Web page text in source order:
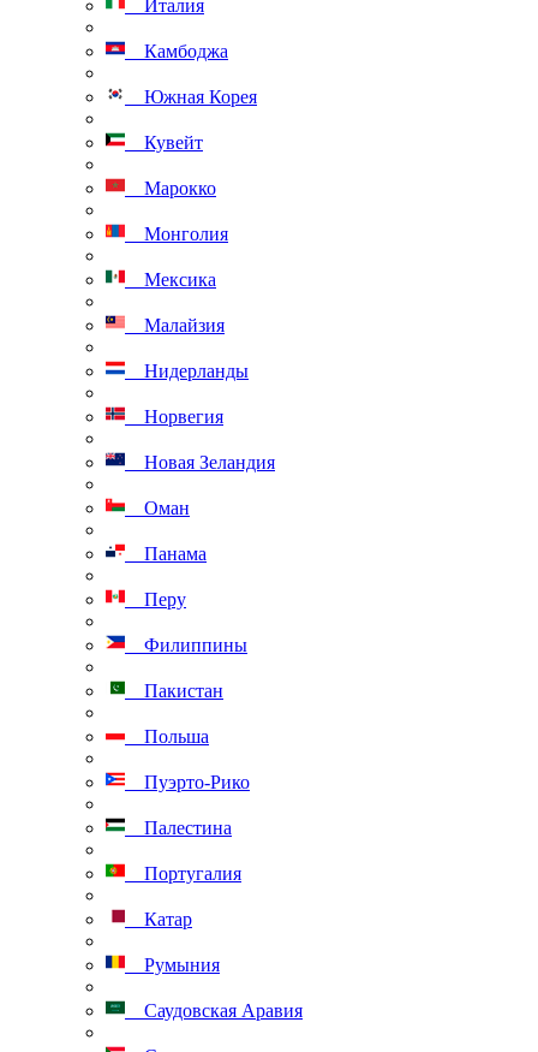
Италия
Камбоджа
Южная Корея
Кувейт
Марокко
Монголия
Мексика
Малайзия
Нидерланды
Норвегия
Новая Зеландия
Оман
Панама
Перу
Филиппины
Пакистан
Польша
Пуэрто-Рико
Палестина
Португалия
Катар
Румыния
Саудовская Аравия